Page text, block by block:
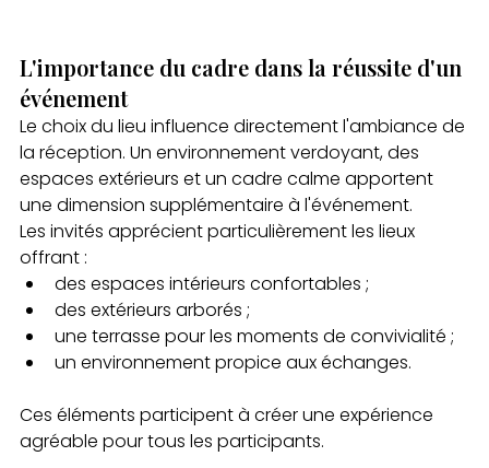
L'importance du cadre dans la réussite d'un
événement
Le choix du lieu influence directement l'ambiance de
la réception. Un environnement verdoyant, des
espaces extérieurs et un cadre calme apportent
une dimension supplémentaire à l'événement.
Les invités apprécient particulièrement les lieux
offrant :
des espaces intérieurs confortables ;
des extérieurs arborés ;
une terrasse pour les moments de convivialité ;
un environnement propice aux échanges.
Ces éléments participent à créer une expérience
agréable pour tous les participants.